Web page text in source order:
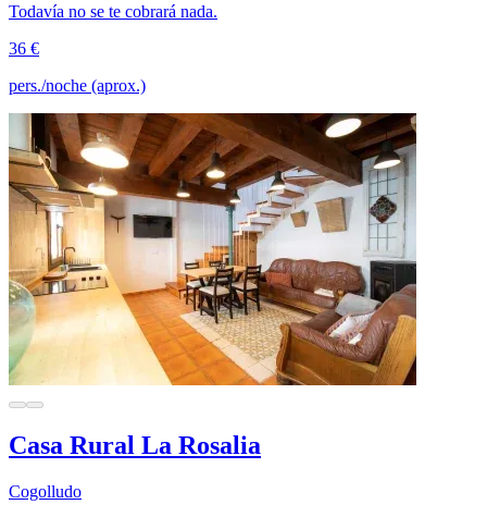
Todavía no se te cobrará nada.
36 €
pers./noche (aprox.)
Casa Rural La Rosalia
Cogolludo